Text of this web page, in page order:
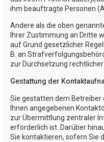
ihm beauftragte Personen
Andere als die oben
Ihrer Zustimmung an Dritte
auf Grund gesetzlicher
B. an
zur Durchsetzung
Gestattung der
Sie gestatten dem Betreiber
Ihnen angegebenen
zur Übermittlung zentraler
erforderlich ist. Darüber
Sie kontaktieren, sofern Sie